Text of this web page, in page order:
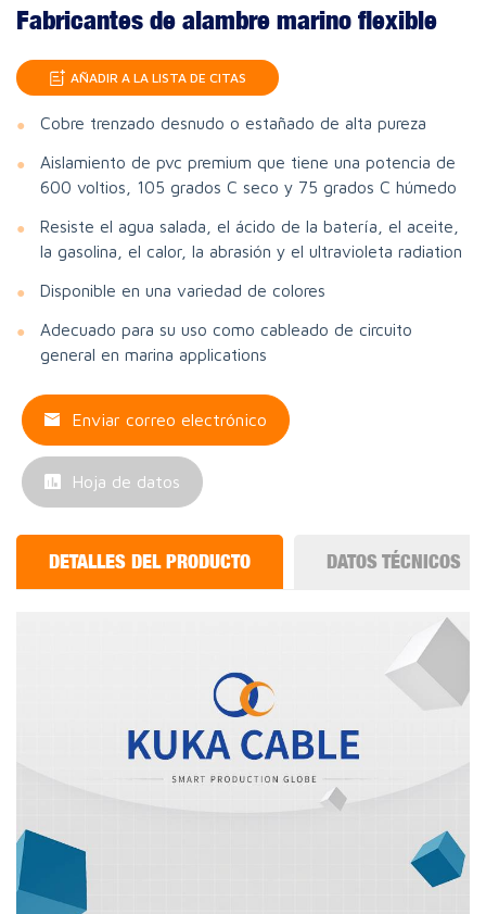
Fabricantes de alambre marino flexible
AÑADIR A LA LISTA DE CITAS
Cobre trenzado desnudo o estañado de alta pureza
Aislamiento de pvc premium que tiene una potencia de
600 voltios, 105 grados C seco y 75 grados C húmedo
Resiste el agua salada, el ácido de la batería, el aceite,
la gasolina, el calor, la abrasión y el ultravioleta radiation
Disponible en una variedad de colores
Adecuado para su uso como cableado de circuito
general en marina applications
Enviar correo electrónico
Hoja de datos
DETALLES DEL PRODUCTO DATOS TÉCNICOS